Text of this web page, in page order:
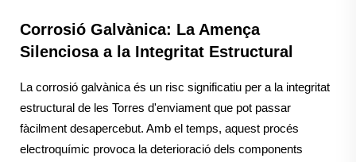
Corrosió Galvànica: La Amença
Silenciosa a la Integritat Estructural
La corrosió galvànica és un risc significatiu per a la integritat
estructural de les Torres d'enviament que pot passar
fàcilment desapercebut. Amb el temps, aquest procés
electroquímic provoca la deterioració dels components